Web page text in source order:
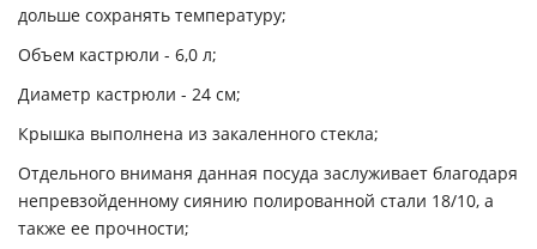
дольше сохранять температуру;
Объем кастрюли - 6,0 л;
Диаметр кастрюли - 24 см;
Крышка выполнена из закаленного стекла;
Отдельного вниманя данная посуда заслуживает благодаря
непревзойденному сиянию полированной стали 18/10, а
также ее прочности;